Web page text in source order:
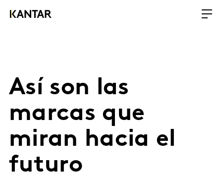
Así son las
marcas que
miran hacia el
futuro